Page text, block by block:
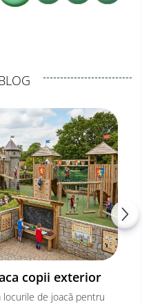
copii exterior
de joacă pentru